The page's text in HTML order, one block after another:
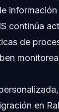
continúa
de
en